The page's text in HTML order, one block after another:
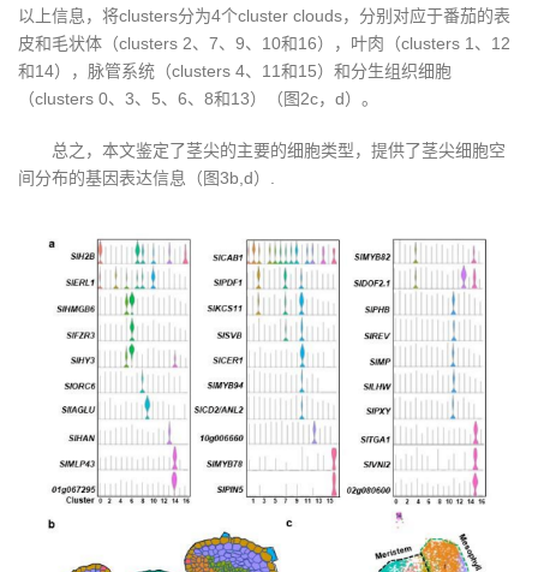
以上信息，将clusters分为4个cluster clouds，分别对应于番茄的表
皮和毛状体（clusters 2、7、9、10和16），叶肉（clusters 1、12
和14），脉管系统（clusters 4、11和15）和分生组织细胞
（clusters 0、3、5、6、8和13）（图2c，d）。
总之，本文鉴定了茎尖的主要的细胞类型，提供了茎尖细胞空
间分布的基因表达信息（图3b,d）.